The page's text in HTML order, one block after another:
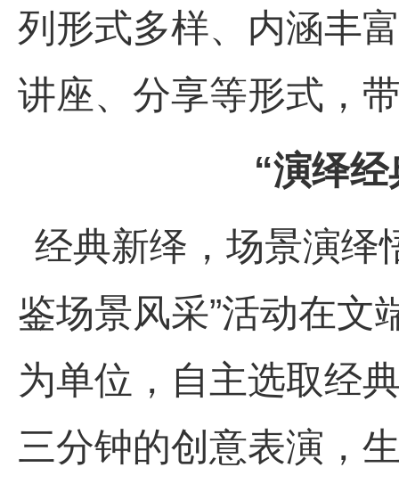
列形式多样、内涵丰
讲座、分享等形式，
“演绎
经典新绎 ， 场景演绎
鉴场景风采”活动在文
为单位，自主选取经
三分钟的创意表演，